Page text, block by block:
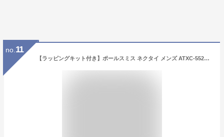
no. 11
【ラッピングキット付き】ポールスミス ネクタイ メンズ ATXC-552M 選べる6color PAUL SMITH 男性 彼氏 旦那 誕生日プレゼント 父の日 バレンタイン 結婚記念日 記念日 新生活 成人祝い